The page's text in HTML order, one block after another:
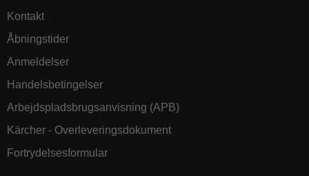
Kontakt
Åbningstider
Anmeldelser
Handelsbetingelser
Arbejdspladsbrugsanvisning (APB)
Kärcher - Overleveringsdokument
Fortrydelsesformular